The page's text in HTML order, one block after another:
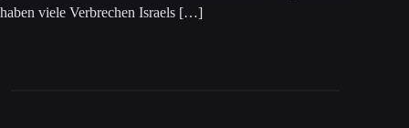
haben viele Verbrechen Israels […]